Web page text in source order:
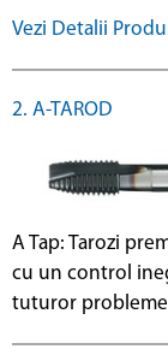
Vezi Detalii
2. A-TAROD
A Tap: Tarozi
cu un control
tuturor